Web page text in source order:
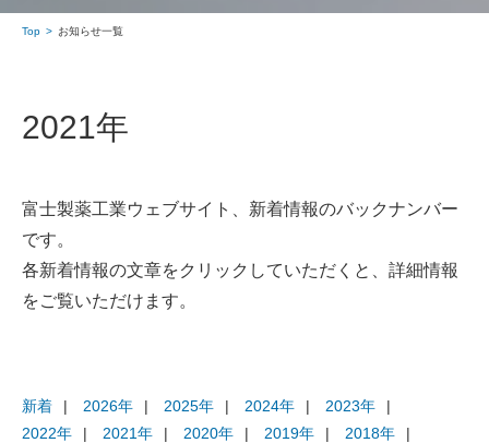
Top お知らせ一覧
2021年
富士製薬工業ウェブサイト、新着情報のバックナンバー
です。
各新着情報の文章をクリックしていただくと、詳細情報
をご覧いただけます。
新着 2026年 2025年 2024年
2023年
2022年
2021年 2020年 2019年
2018年